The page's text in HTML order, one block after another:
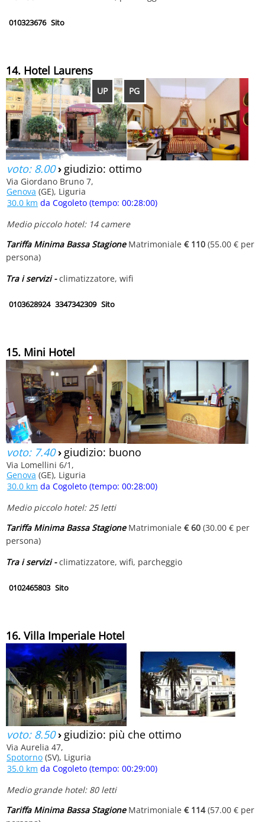
UP PG
010323676 Sito
14. Hotel Laurens
voto: 8.00› giudizio: ottimo
Via Giordano Bruno 7,
Genova (GE), Liguria
30.0 km da Cogoleto (tempo: 00:28:00)
Medio piccolo hotel: 14 camere
Tariffa Minima Bassa StagioneMatrimoniale € 110 (55.00 € per
persona)
Tra i servizi -climatizzatore, wifi
0103628924 3347342309 Sito
15. Mini Hotel
voto: 7.40› giudizio: buono
Via Lomellini 6/1,
Genova (GE), Liguria
30.0 km da Cogoleto (tempo: 00:28:00)
Medio piccolo hotel: 25 letti
Tariffa Minima Bassa StagioneMatrimoniale € 60 (30.00 € per
persona)
Tra i servizi -climatizzatore, wifi, parcheggio
0102465803 Sito
16. Villa Imperiale Hotel
voto: 8.50› giudizio: più che ottimo
Via Aurelia 47,
Spotorno (SV), Liguria
35.0 km da Cogoleto (tempo: 00:29:00)
Medio grande hotel: 80 letti
Tariffa Minima Bassa StagioneMatrimoniale € 114(57.00 € per